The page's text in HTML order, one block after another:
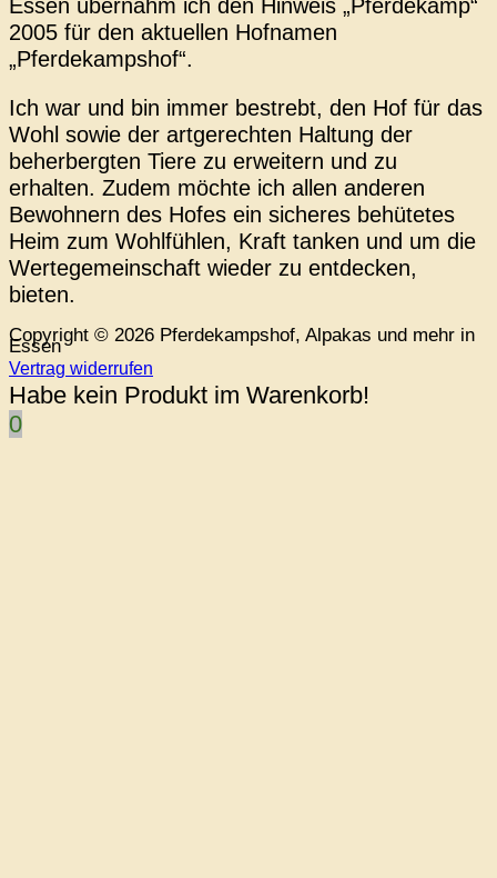
Essen übernahm ich den Hinweis „Pferdekamp“
2005 für den aktuellen Hofnamen
„Pferdekampshof“.
Ich war und bin immer bestrebt, den Hof für das
Wohl sowie der artgerechten Haltung der
beherbergten Tiere zu erweitern und zu
erhalten. Zudem möchte ich allen anderen
Bewohnern des Hofes ein sicheres behütetes
Heim zum Wohlfühlen, Kraft tanken und um die
Wertegemeinschaft wieder zu entdecken,
bieten.
Copyright © 2026 Pferdekampshof, Alpakas und mehr in
Essen
Vertrag widerrufen
Habe kein Produkt im Warenkorb!
0